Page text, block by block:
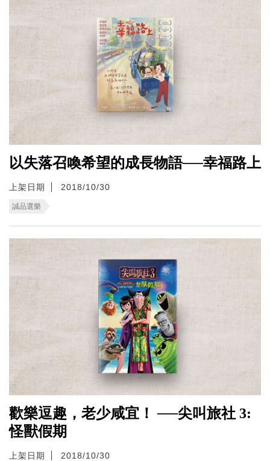
以失落召喚希望的成長物語──幸福路上
上架日期 2018/10/30
誠品選樂
歡樂逗趣，老少咸宜！ ──尖叫旅社 3:
怪獸假期
上架日期 2018/10/30